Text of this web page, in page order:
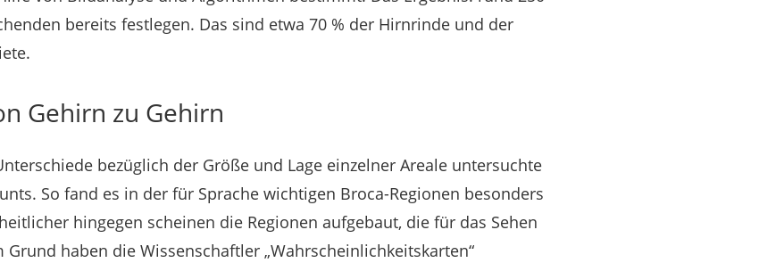
bereits festlegen. Das sind etwa 70 % der Hirnrinde und der
Gehirn zu Gehirn
bezüglich der Größe und Lage einzelner Areale untersuchte
So fand es in der für Sprache wichtigen Broca-Regionen besonders
hingegen scheinen die Regionen aufgebaut, die für das Sehen
haben die Wissenschaftler „Wahrscheinlichkeitskarten“